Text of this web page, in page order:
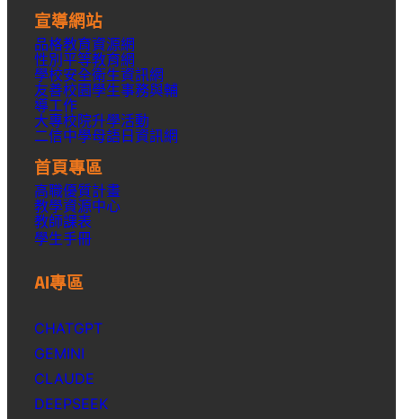
宣導網站
品格教育資源網
性別平等教育網
學校安全衛生資訊網
友善校園學生事務與輔
導工作
大專校院升學活動
二信中學母語日資訊網
首頁專區
高職優質計畫
教學資源中心
教師課表
學生手冊
AI專區
CHATGPT
GEMINI
CLAUDE
DEEPSEEK